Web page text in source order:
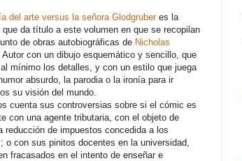
del arte versus la señora Glodgruberes la
que da título a este volumen en que se recopilan
de obras autobiográficas de Nicholas
Autor con un dibujo esquemático y sencillo, que
mínimo los detalles, y con un estilo que juega
absurdo, la parodia o la ironía para ir
su visión del mundo.
cuenta sus controversias sobre si el cómic es
con una agente tributaria, con el objeto de
reducción de impuestos concedida a los
o con sus pinitos docentes en la universidad,
fracasados en el intento de enseñar e